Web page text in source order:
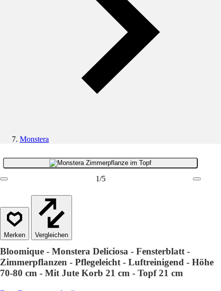
Monstera
1/5
Vergleichen
Bloomique - Monstera Deliciosa - Fensterblatt -
Zimmerpflanzen - Pflegeleicht - Luftreinigend - Höhe
70-80 cm - Mit Jute Korb 21 cm - Topf 21 cm